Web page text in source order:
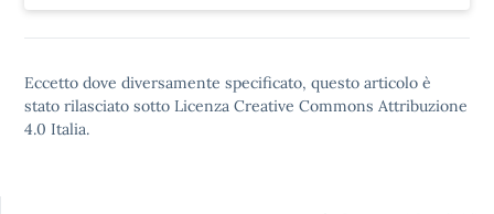
Eccetto dove diversamente specificato, questo articolo è
stato rilasciato sotto Licenza Creative Commons Attribuzione
4.0 Italia.